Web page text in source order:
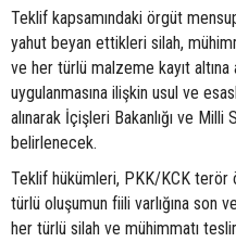
Teklif kapsamındaki örgüt
yahut beyan ettikleri silah,
ve her türlü malzeme kayıt altına
uygulanmasına ilişkin usul ve
alınarak İçişleri Bakanlığı ve Milli
belirlenecek.
Teklif hükümleri, PKK/KCK terör
türlü oluşumun fiili varlığına son
her türlü silah ve mühimmatı